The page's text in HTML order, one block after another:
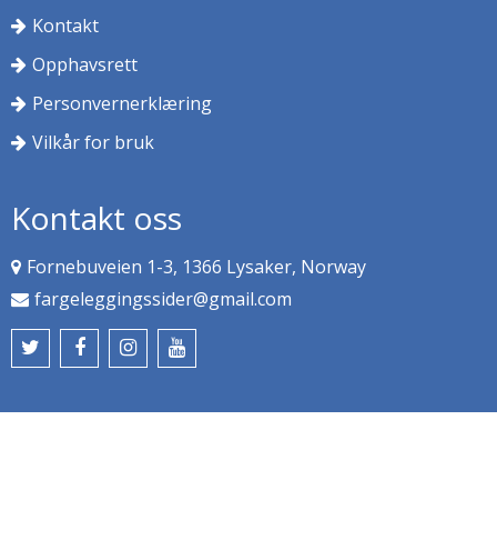
Kontakt
Opphavsrett
Personvernerklæring
Vilkår for bruk
Kontakt oss
Fornebuveien 1-3, 1366 Lysaker, Norway
fargeleggingssider@gmail.com